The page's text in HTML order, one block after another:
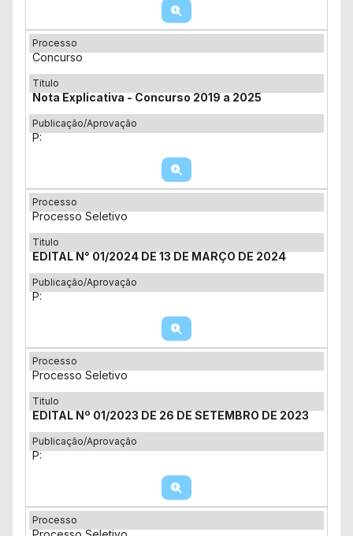
Processo
Concurso
Titulo
Nota Explicativa - Concurso 2019 a 2025
Publicação/Aprovação
P:
Processo
Processo Seletivo
Titulo
EDITAL N° 01/2024 DE 13 DE MARÇO DE 2024
Publicação/Aprovação
P:
Processo
Processo Seletivo
Titulo
EDITAL Nº 01/2023 DE 26 DE SETEMBRO DE 2023
Publicação/Aprovação
P:
Processo